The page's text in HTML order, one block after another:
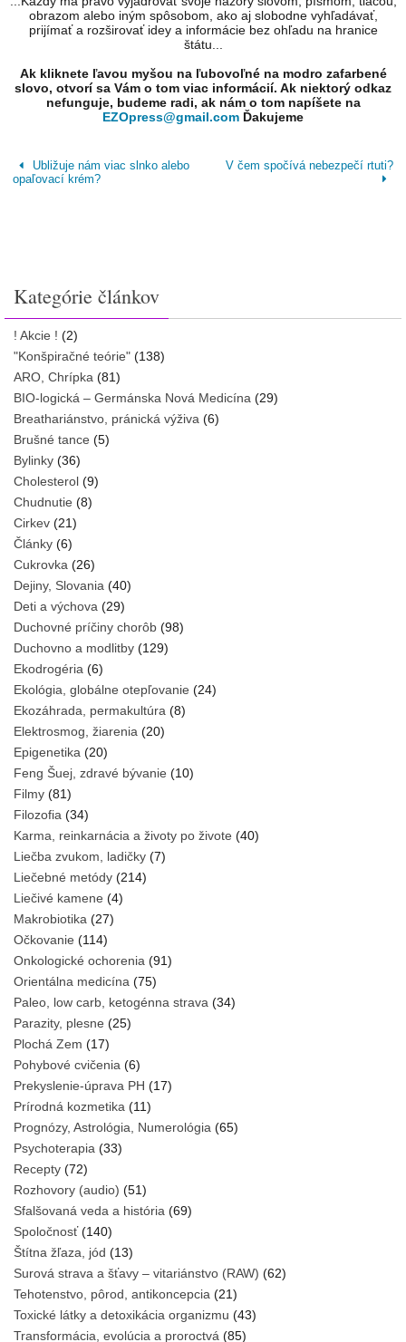
obrazom alebo iným spôsobom, ako aj slobodne vyhľadávať,
prijímať a rozširovať idey a informácie bez ohľadu na hranice
štátu...
Ak kliknete ľavou myšou na ľubovoľné na modro zafarbené
slovo, otvorí sa Vám o tom viac informácií. Ak niektorý odkaz
nefunguje, budeme radi, ak nám o tom napíšete na
EZOpress@gmail.com Ďakujeme
Ubližuje nám viac slnko alebo
opaľovací krém?
V čem spočívá nebezpečí rtuti?
Kategórie článkov
! Akcie ! (2)
"Konšpiračné teórie" (138)
ARO, Chrípka (81)
BIO-logická – Germánska Nová Medicína (29)
Breathariánstvo, pránická výživa (6)
Brušné tance (5)
Bylinky (36)
Cholesterol (9)
Chudnutie (8)
Cirkev (21)
Články (6)
Cukrovka (26)
Dejiny, Slovania (40)
Deti a výchova (29)
Duchovné príčiny chorôb (98)
Duchovno a modlitby (129)
Ekodrogéria (6)
Ekológia, globálne otepľovanie (24)
Ekozáhrada, permakultúra (8)
Elektrosmog, žiarenia (20)
Epigenetika (20)
Feng Šuej, zdravé bývanie (10)
Filmy (81)
Filozofia (34)
Karma, reinkarnácia a životy po živote (40)
Liečba zvukom, ladičky (7)
Liečebné metódy (214)
Liečivé kamene (4)
Makrobiotika (27)
Očkovanie (114)
Onkologické ochorenia (91)
Orientálna medicína (75)
Paleo, low carb, ketogénna strava (34)
Parazity, plesne (25)
Plochá Zem (17)
Pohybové cvičenia (6)
Prekyslenie-úprava PH (17)
Prírodná kozmetika (11)
Prognózy, Astrológia, Numerológia (65)
Psychoterapia (33)
Recepty (72)
Rozhovory (audio) (51)
Sfalšovaná veda a história (69)
Spoločnosť(140)
Štítna žľaza, jód (13)
Surová strava a šťavy – vitariánstvo (RAW) (62)
Tehotenstvo, pôrod, antikoncepcia (21)
Toxické látky a detoxikácia organizmu (43)
Transformácia, evolúcia a proroctvá (85)